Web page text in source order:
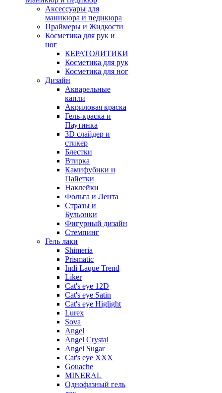
Аксессуары для
маникюра и педикюра
Праймеры и Жидкости
Косметика для рук и
ног
КЕРАТОЛИТИКИ
Косметика для рук
Косметика для ног
Дизайн
Акварельные
капли
Акриловая краска
Гель-краска и
Паутинка
3D слайдер и
стикер
Блестки
Втирка
Камифубики и
Пайетки
Наклейки
Фольга и Лента
Стразы и
Бульонки
Фигурный дизайн
Стемпинг
Гель лаки
Shimeria
Prismatic
Indi Laque Trend
Liker
Cat's eye 12D
Cat's eye Satin
Cat's eye Higlight
Lurex
Sova
Angel
Angel Crystal
Angel Sugar
Cat's eye XXX
Gouache
MINERAL
Однофазный гель